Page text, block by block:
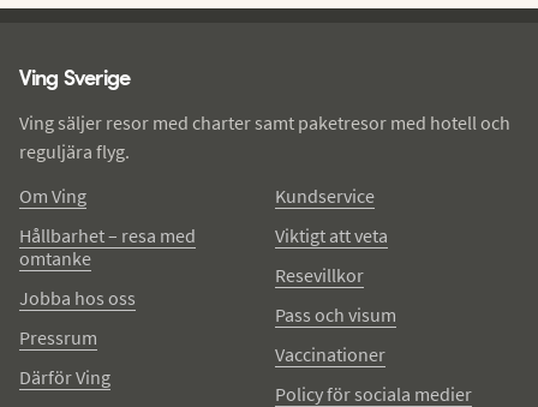
Ving Sverige
Ving säljer resor med charter samt paketresor med hotell och
reguljära flyg.
Om Ving
Hållbarhet – resa med
omtanke
Jobba hos oss
Pressrum
Därför Ving
Kundservice
Viktigt att veta
Resevillkor
Pass och visum
Vaccinationer
Policy för sociala medier